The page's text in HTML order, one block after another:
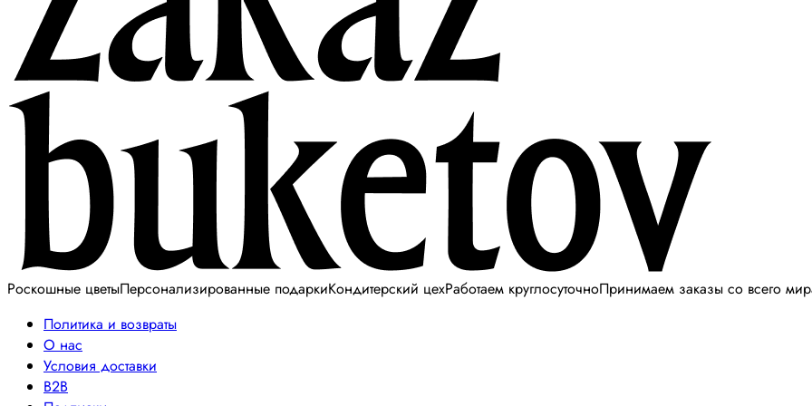
Роскошные цветыПерсонализированные подаркиКондитерский цехРаботаем круглосуточноПринимаем заказы со всего
Политика и возвраты
О нас
Условия доставки
B2B